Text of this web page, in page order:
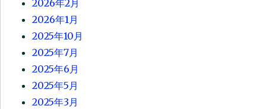
2026年2月
2026年1月
2025年10月
2025年7月
2025年6月
2025年5月
2025年3月